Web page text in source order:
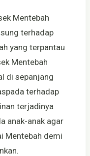
Mentebah
terhadap
yang terpantau
Mentebah
di sepanjang
terhadap
terjadinya
anak-anak agar
Mentebah demi